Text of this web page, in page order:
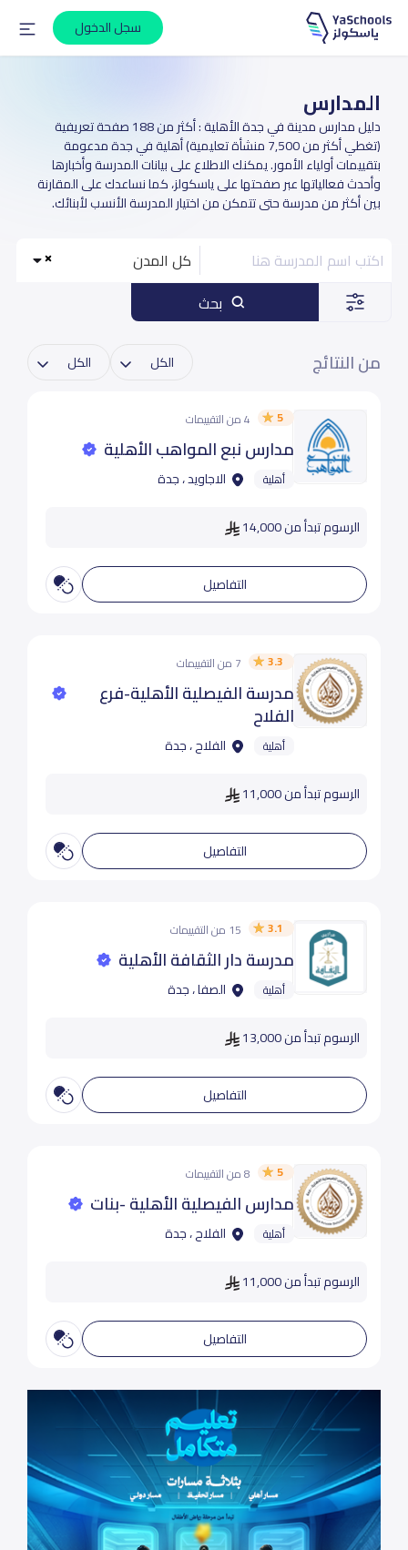
سجل الدخول
المدارس
دليل مدارس مدينة في جدة الأهلية : أكثر من 188 صفحة تعريفية
(تغطي أكثر من 7,500 منشأة تعليمية) أهلية في جدة مدعومة
بتقييمات أولياء الأمور. يمكنك الاطلاع على بيانات المدرسة وأخبارها
وأحدث فعالياتها عبر صفحتها على ياسكولز، كما نساعدك على المقارنة
بين أكثر من مدرسة حتى تتمكن من اختيار المدرسة الأنسب لأبنائك.
كل المدن
من النتائج
5 4 من التقييمات
مدارس نبع المواهب الأهلية
أهلية الاجاويد ، جدة
الرسوم تبدأ من 14,000
التفاصيل
3.3 7 من التقييمات
مدرسة الفيصلية الأهلية-فرع
الفلاح
أهلية الفلاح ، جدة
الرسوم تبدأ من 11,000
التفاصيل
3.1 15 من التقييمات
مدرسة دار الثقافة الأهلية
أهلية الصفا ، جدة
الرسوم تبدأ من 13,000
التفاصيل
5 8 من التقييمات
مدارس الفيصلية الأهلية -بنات
أهلية الفلاح ، جدة
الرسوم تبدأ من 11,000
التفاصيل